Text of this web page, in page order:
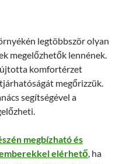
legtöbbször olyan
megelőzhetők lennének.
komfortérzet
megőrizzük.
segítségével a
megbízható és
elérhető, ha